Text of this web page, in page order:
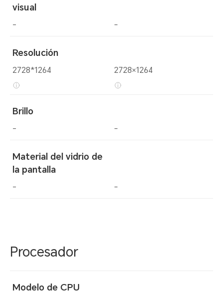
visual
-
Resolución
2728*1264
Brillo
-
Material del vidrio de
la pantalla
-
-
2728×1264
-
-
Procesador
Modelo de CPU